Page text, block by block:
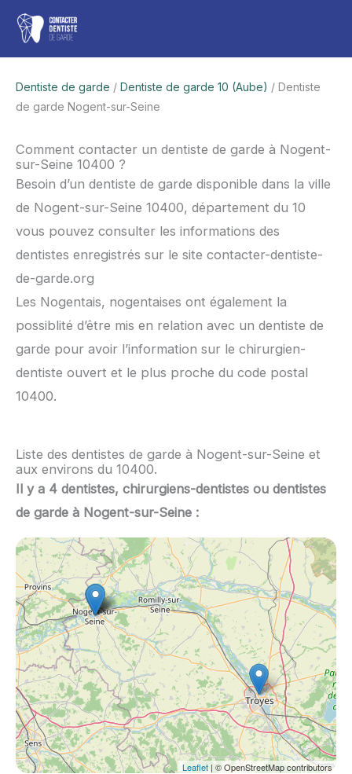
Aller
contenu
Dentiste de garde / Dentiste de garde 10 (Aube) / Dentiste
de garde Nogent-sur-Seine
Comment contacter un dentiste de garde à Nogent-
sur-Seine 10400 ?
Besoin d’un dentiste de garde disponible dans la ville
de Nogent-sur-Seine 10400, département du 10
vous pouvez consulter les informations des
dentistes enregistrés sur le site contacter-dentiste-
de-garde.org
Les Nogentais, nogentaises ont également la
possiblité d’être mis en relation avec un dentiste de
garde pour avoir l’information sur le chirurgien-
dentiste ouvert et le plus proche du code postal
10400.
Liste des dentistes de garde à Nogent-sur-Seine et
aux environs du 10400.
Il y a 4 dentistes, chirurgiens-dentistes ou dentistes
de garde à Nogent-sur-Seine :
Leaflet | © OpenStreetMap contributors